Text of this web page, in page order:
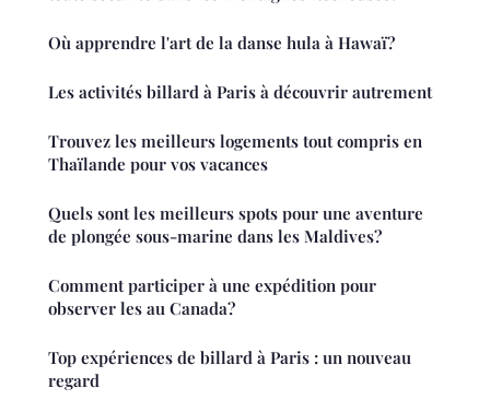
Où apprendre l'art de la danse hula à Hawaï?
Les activités billard à Paris à découvrir autrement
Trouvez les meilleurs logements tout compris en
Thaïlande pour vos vacances
Quels sont les meilleurs spots pour une aventure
de plongée sous-marine dans les Maldives?
Comment participer à une expédition pour
observer les au Canada?
Top expériences de billard à Paris : un nouveau
regard